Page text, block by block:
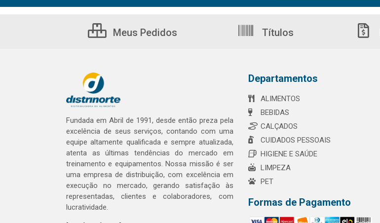
Meus Pedidos Títulos
Fundada em Abril de 1991, desde então preza pela
excelência de seus serviços, contando com uma
equipe altamente qualificada e sempre atualizada,
atenta as últimas tendências do mercado em
treinamento e equipamentos. Nossa missão é ser
uma empresa de distribuição, com excelência em
execução no mercado, gerando satisfação às
representadas, clientes e colaboradores, com
lucratividade.
Departamentos
ALIMENTOS
BEBIDAS
CALÇADOS
CUIDADOS PESSOAIS
HIGIENE E SAÚDE
LIMPEZA
PET
Formas de Pagamento